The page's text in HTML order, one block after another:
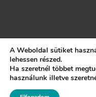
ÁSZF|Adatkezelési
Motor:WordPress
A Weboldal sütiket
lehessen részed.
Ha szeretnél többet
használunk illetve